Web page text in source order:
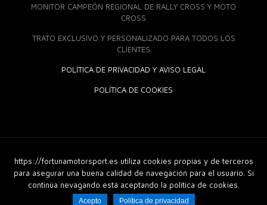
MONITOR CAMPEÓN REGIONAL DE RALLY CROSS Y MOTO
CROSS
TRATO EXCLUSIVO Y PERSONALIZADO PARA TODOS LOS
CLIENTES
POLÍTICA DE PRIVACIDAD Y AVISO LEGAL
POLÍTICA DE COOKIES
© 2018 Fortuna Moto Sport. Derechos Reservados |Diseño
Web|GuellCom_
https://fortunamotorsport.es utiliza cookies propias y de terceros
para asegurar una buena calidad de navegación para el usuario. Si
continúa nevagando está aceptando la política de cookies.
Acepto Política de privacidad